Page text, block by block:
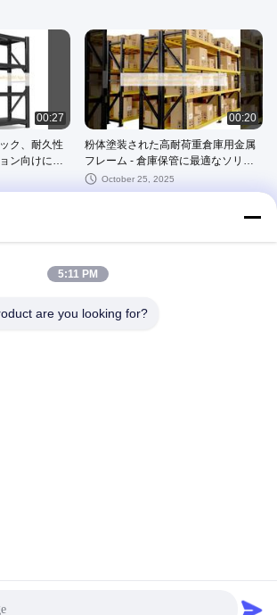
00:27
ク、耐久性
ン向けに
00:20
粉体塗装された高耐荷重倉庫用金属
フレーム - 倉庫保管に最適なソリュ
ーション
October 25, 2025
5:11 PM
are you looking for?